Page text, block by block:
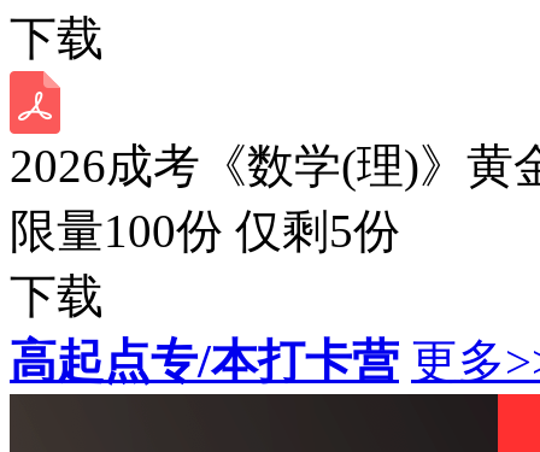
下载
2026成考《数学(理)》黄
限量100份 仅剩 5份
下载
高起点专/本打卡营 更多